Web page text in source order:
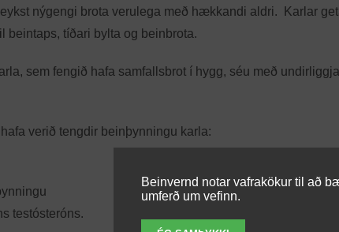
nýgengi brota verulega með hækkandi aldri. Karlar
beintaps, tíðari bylta og beinbrota.
sem fengið hafa samfallsbrot í hygg, séu með
verið tengdir beinþynningu karla:
testósteróns.
Beinvernd notar vafrakökur til að
umferð um vefinn.